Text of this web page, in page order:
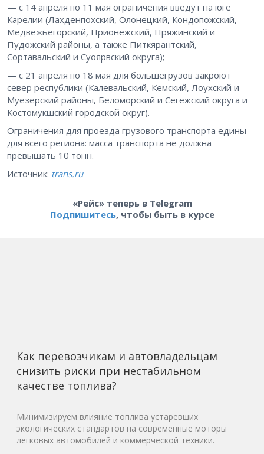
— с 14 апреля по 11 мая ограничения введут на юге
Карелии (Лахденпохский, Олонецкий, Кондопожский,
Медвежьегорский, Прионежский, Пряжинский и
Пудожский районы, а также Питкярантский,
Сортавальский и Суоярвский округа);
— с 21 апреля по 18 мая для большегрузов закроют
север республики (Калевальский, Кемский, Лоухский и
Муезерский районы, Беломорский и Сегежский округа и
Костомукшский городской округ).
Ограничения для проезда грузового транспорта едины
для всего региона: масса транспорта не должна
превышать 10 тонн.
Источник: trans.ru
«Рейс» теперь в Telegram
Подпишитесь, чтобы быть в курсе
Как перевозчикам и автовладельцам
снизить риски при нестабильном
качестве топлива?
Минимизируем влияние топлива устаревших
экологических стандартов на современные моторы
легковых автомобилей и коммерческой техники.